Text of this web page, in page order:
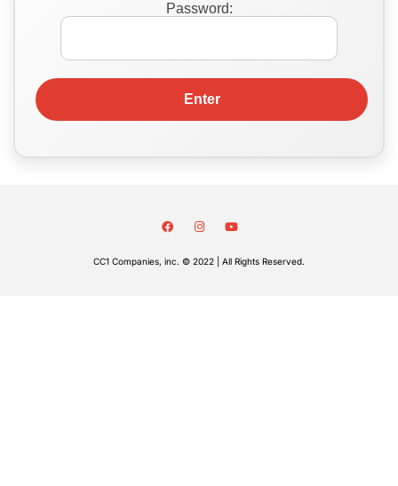
Password:
CC1 Companies, inc. © 2022 | All Rights Reserved.